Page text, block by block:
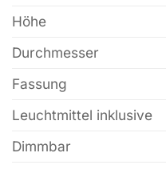
Höhe
Durchmesser
Fassung
Leuchtmittel inklusive
Dimmbar